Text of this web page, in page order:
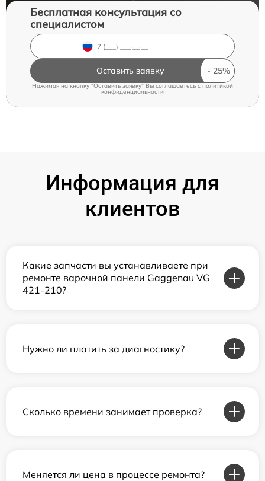
Бесплатная консультация со
специалистом
Оставить заявку
Нажимая на кнопку "Оставить заявку" Вы соглашаетесь cполитикой
конфиденциальности
Информация для
клиентов
Какие запчасти вы устанавливаете при
ремонте варочной панели Gaggenau VG
421-210?
Нужно ли платить за диагностику?
Сколько времени занимает проверка?
Меняется ли цена в процессе ремонта?